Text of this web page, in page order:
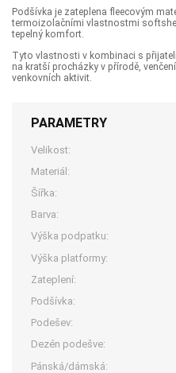
Podšívka je zateplena fleecovým
termoizolačními vlastnostmi
tepelný komfort.
Tyto vlastnosti v kombinaci s
na kratší procházky v přírodě,
venkovních aktivit.
PARAMETRY
Velikost:
Materiál:
Šířka:
Barva:
Výška podpatku:
Výška platformy:
Zateplení:
Podšívka:
Podešev:
Dezén podešve:
Pánská/dámská: